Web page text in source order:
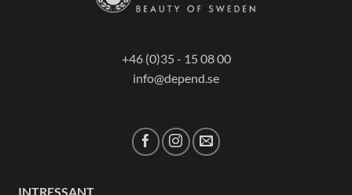
+46 (0)35 - 15 08 00
info@depend.se
INTRESSANT